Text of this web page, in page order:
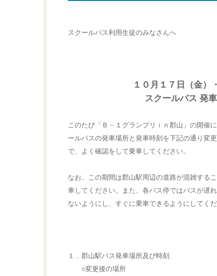
スクールバス利用生徒のみなさんへ
１０月１７日（金）
スクールバス 発
このたび「Ｂ－１グランプリｉｎ郡山」の開催
ールバスの発車場所と発車時刻を下記の通り変
で、よく確認をして乗車してください。
なお、この期間は郡山駅周辺の道路が混雑する
車してください。また、各バス停ではバスが遅
ないようにし、すぐに乗車できるようにしてく
１．郡山駅バス発車場所及び時刻
○変更後の場所